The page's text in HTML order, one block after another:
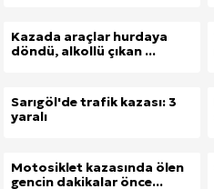
Kazada araçlar hurdaya
döndü, alkollü çıkan ...
Sarıgöl'de trafik kazası: 3
yaralı
Motosiklet kazasında ölen
gencin dakikalar önce...